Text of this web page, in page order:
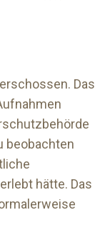
Das
beobachten
hätte. Das